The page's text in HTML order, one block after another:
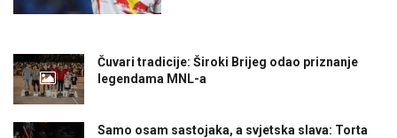
Čuvari tradicije: Široki Brijeg odao priznanje
legendama MNL-a
Samo osam sastojaka, a svjetska slava: Torta